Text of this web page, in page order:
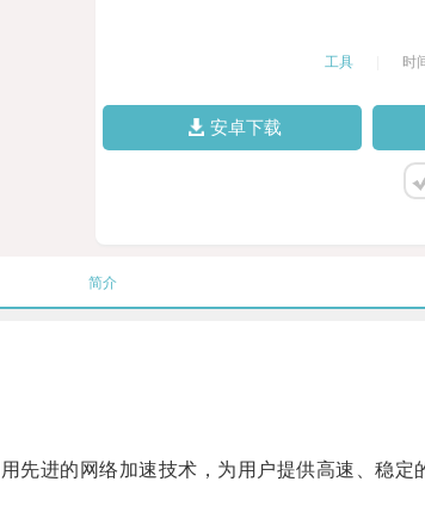
工具 时
安卓下载
简介
进的网络加速技术，为用户提供高速、稳定